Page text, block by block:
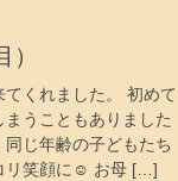
くれました。 初めて
うこともありました
じ年齢の子どもたち
リ笑顔に☺ お母 […]